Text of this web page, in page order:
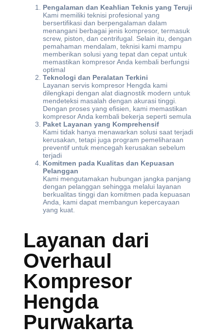
Pengalaman dan Keahlian Teknis yang Teruji
Kami memiliki teknisi profesional yang
bersertifikasi dan berpengalaman dalam
menangani berbagai jenis kompresor, termasuk
screw, piston, dan centrifugal. Selain itu, dengan
pemahaman mendalam, teknisi kami mampu
memberikan solusi yang tepat dan cepat untuk
memastikan kompresor Anda kembali berfungsi
optimal
Teknologi dan Peralatan Terkini
Layanan servis kompresor Hengda kami
dilengkapi dengan alat diagnostik modern untuk
mendeteksi masalah dengan akurasi tinggi.
Dengan proses yang efisien, kami memastikan
kompresor Anda kembali bekerja seperti semula
Paket Layanan yang Komprehensif
Kami tidak hanya menawarkan solusi saat terjadi
kerusakan, tetapi juga program pemeliharaan
preventif untuk mencegah kerusakan sebelum
terjadi
Komitmen pada Kualitas dan Kepuasan
Pelanggan
Kami mengutamakan hubungan jangka panjang
dengan pelanggan sehingga melalui layanan
berkualitas tinggi dan komitmen pada kepuasan
Anda, kami dapat membangun kepercayaan
yang kuat.
Layanan dari
Overhaul
Kompresor
Hengda
Purwakarta